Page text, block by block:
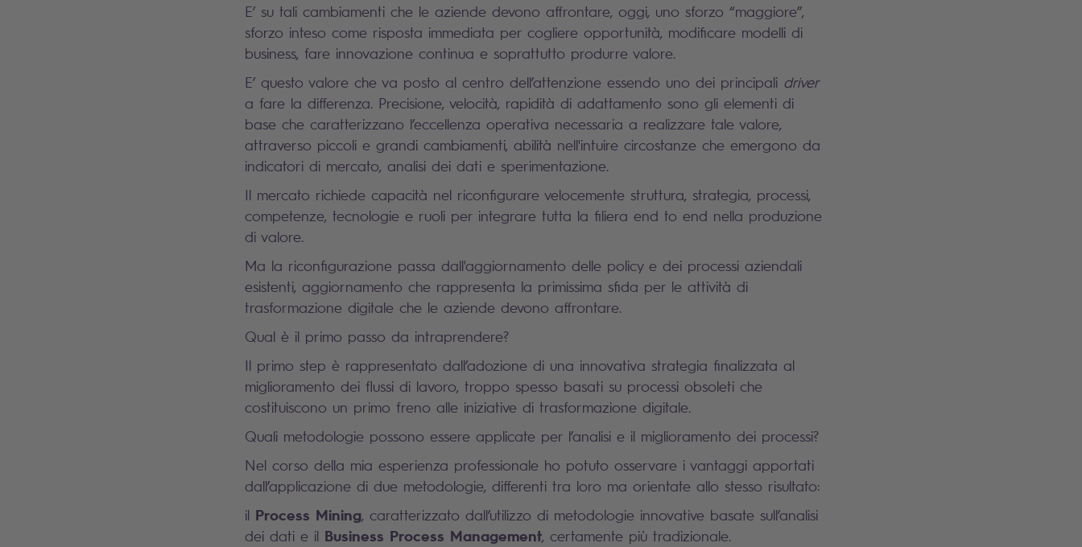
E’ su tali cambiamenti che le aziende devono affrontare, oggi, uno sforzo “maggiore”,
sforzo inteso come risposta immediata per cogliere opportunità, modificare modelli di
business, fare innovazione continua e soprattutto produrre valore.
E’ questo valore che va posto al centro dell’attenzione essendo uno dei principali driver
a fare la differenza. Precisione, velocità, rapidità di adattamento sono gli elementi di
base che caratterizzano l’eccellenza operativa necessaria a realizzare tale valore,
attraverso piccoli e grandi cambiamenti, abilità nell'intuire circostanze che emergono da
indicatori di mercato, analisi dei dati e sperimentazione.
Il mercato richiede capacità nel riconfigurare velocemente struttura, strategia, processi,
competenze, tecnologie e ruoli per integrare tutta la filiera end to end nella produzione
di valore.
Ma la riconfigurazione passa dall'aggiornamento delle policy e dei processi aziendali
esistenti, aggiornamento che rappresenta la primissima sfida per le attività di
trasformazione digitale che le aziende devono affrontare.
Qual è il primo passo da intraprendere?
Il primo step è rappresentato dall’adozione di una innovativa strategia finalizzata al
miglioramento dei flussi di lavoro, troppo spesso basati su processi obsoleti che
costituiscono un primo freno alle iniziative di trasformazione digitale.
Quali metodologie possono essere applicate per l’analisi e il miglioramento dei processi?
Nel corso della mia esperienza professionale ho potuto osservare i vantaggi apportati
dall’applicazione di due metodologie, differenti tra loro ma orientate allo stesso risultato:
il Process Mining, caratterizzato dall’utilizzo di metodologie innovative basate sull’analisi
dei dati e il Business Process Management, certamente più tradizionale.